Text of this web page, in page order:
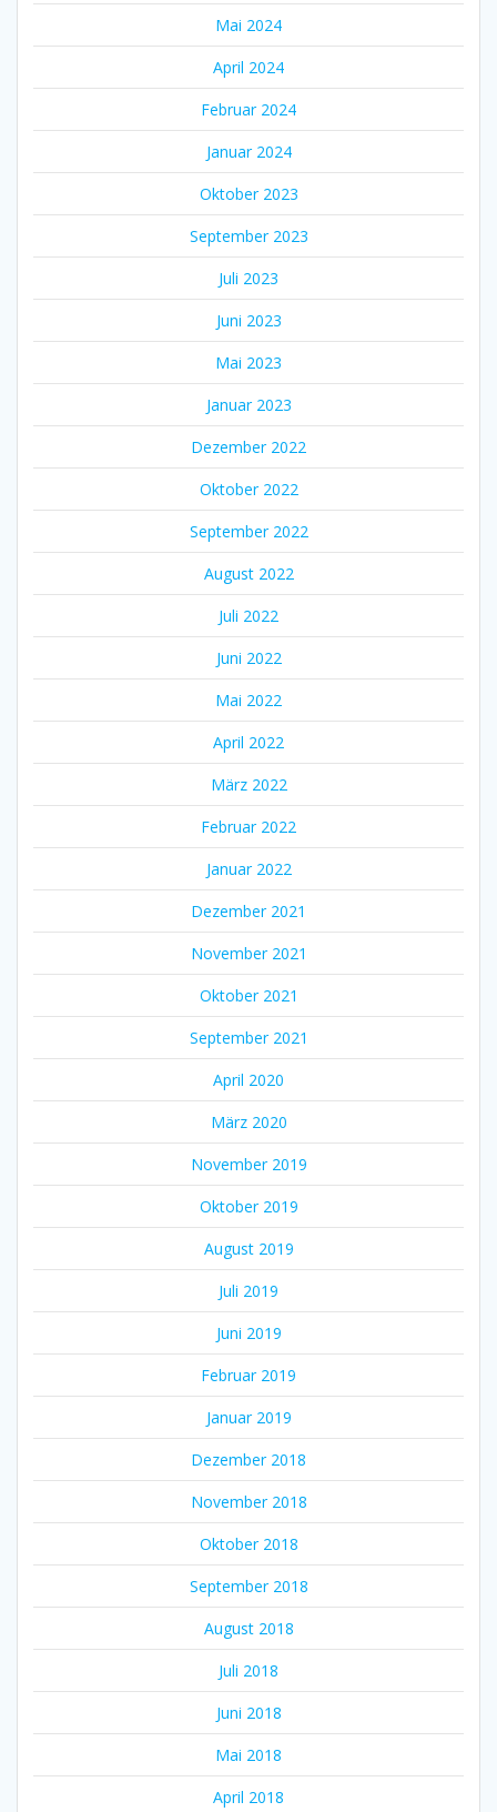
Mai 2024
April 2024
Februar 2024
Januar 2024
Oktober 2023
September 2023
Juli 2023
Juni 2023
Mai 2023
Januar 2023
Dezember 2022
Oktober 2022
September 2022
August 2022
Juli 2022
Juni 2022
Mai 2022
April 2022
März 2022
Februar 2022
Januar 2022
Dezember 2021
November 2021
Oktober 2021
September 2021
April 2020
März 2020
November 2019
Oktober 2019
August 2019
Juli 2019
Juni 2019
Februar 2019
Januar 2019
Dezember 2018
November 2018
Oktober 2018
September 2018
August 2018
Juli 2018
Juni 2018
Mai 2018
April 2018